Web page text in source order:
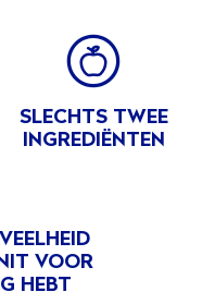
SLECHTS TWEE
INGREDIËNTEN
VOOR
HEBT